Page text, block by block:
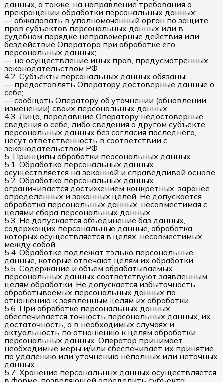
данных, а также, на направление требования о
прекращении обработки персональных данных;
— обжаловать в уполномоченный орган по защите
прав субъектов персональных данных или в
судебном порядке неправомерные действия или
бездействие Оператора при обработке его
персональных данных;
— на осуществление иных прав, предусмотренных
законодательством РФ.
4.2. Субъекты персональных данных обязаны:
— предоставлять Оператору достоверные данные о
себе;
— сообщать Оператору об уточнении (обновлении,
изменении) своих персональных данных.
4.3. Лица, передавшие Оператору недостоверные
сведения о себе, либо сведения о другом субъекте
персональных данных без согласия последнего,
несут ответственность в соответствии с
законодательством РФ.
5. Принципы обработки персональных данных
5.1. Обработка персональных данных
осуществляется на законной и справедливой основе.
5.2. Обработка персональных данных
ограничивается достижением конкретных, заранее
определенных и законных целей. Не допускается
обработка персональных данных, несовместимая с
целями сбора персональных данных.
5.3. Не допускается объединение баз данных,
содержащих персональные данные, обработка
которых осуществляется в целях, несовместимых
между собой.
5.4. Обработке подлежат только персональные
данные, которые отвечают целям их обработки.
5.5. Содержание и объем обрабатываемых
персональных данных соответствуют заявленным
целям обработки. Не допускается избыточность
обрабатываемых персональных данных по
отношению к заявленным целям их обработки.
5.6. При обработке персональных данных
обеспечивается точность персональных данных, их
достаточность, а в необходимых случаях и
актуальность по отношению к целям обработки
персональных данных. Оператор принимает
необходимые меры и/или обеспечивает их принятие
по удалению или уточнению неполных или неточных
данных.
5.7. Хранение персональных данных осуществляется
в форме, позволяющей определить субъекта